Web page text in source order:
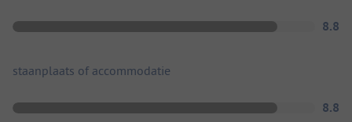
8.8
staanplaats of accommodatie
8.8